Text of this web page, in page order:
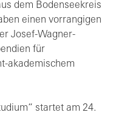
dem Bodenseekreis
einen vorrangigen
Josef-Wagner-
für
akademischem
startet am 24.